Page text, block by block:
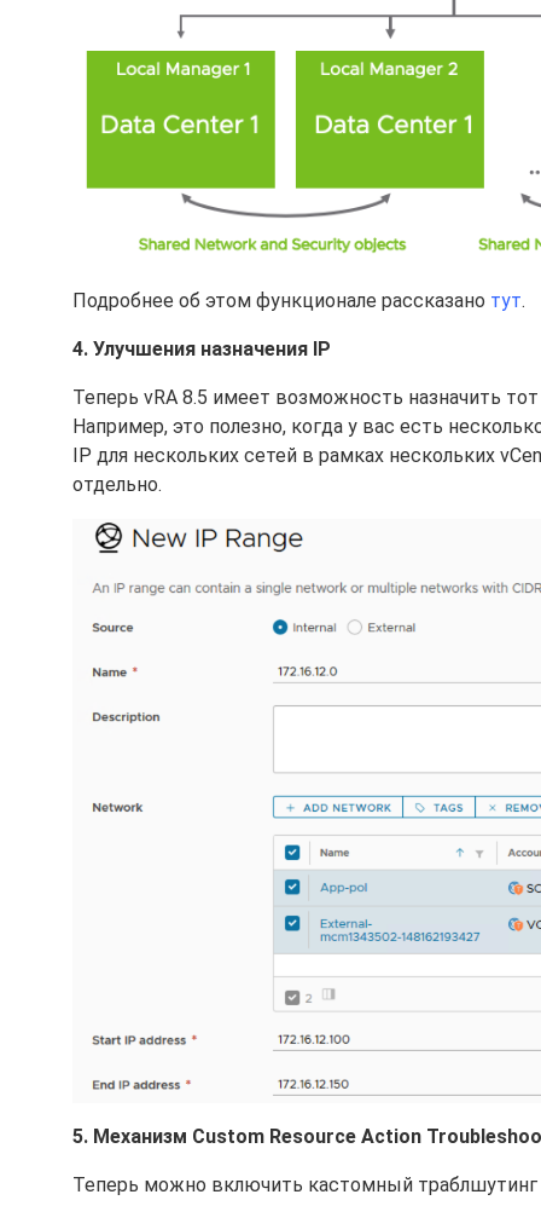
Подробнее об этом функционале рассказано тут.
4. Улучшения назначения IP
Теперь vRA 8.5 имеет возможность назначить
Например, это полезно, когда у вас есть
IP для нескольких сетей в рамках нескольких
отдельно.
5. Механизм Custom Resource Action
Теперь можно включить кастомный траблшутинг